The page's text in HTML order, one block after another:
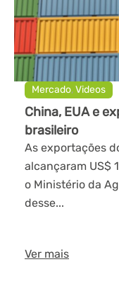
Mercado,Videos
China, EUA e
brasileiro
As exportações
alcançaram US$
o Ministério da
desse...
Ver mais